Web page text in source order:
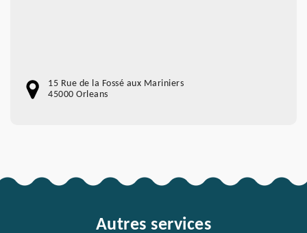
15 Rue de la Fossé aux Mariniers
45000 Orleans
Autres services